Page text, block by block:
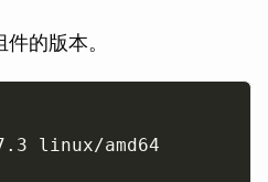
的版本。